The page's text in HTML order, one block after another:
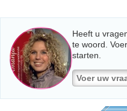
Heeft u
te woord.
starten.